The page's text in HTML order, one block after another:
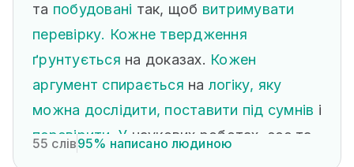
та побудовані так, щоб витримувати
перевірку. Кожне твердження
ґрунтується на доказах. Кожен
аргумент спирається на логіку, яку
можна дослідити, поставити під сумнів і
перевірити. У наукових роботах, есе та
55 слів95% написано людиною